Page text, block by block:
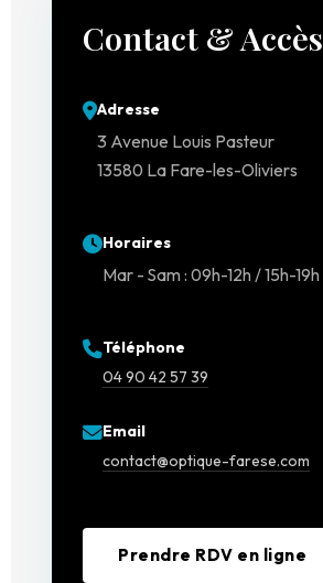
Contact & Accès
Adresse
3 Avenue Louis Pasteur
13580 La Fare-les-Oliviers
Horaires
Mar - Sam : 09h-12h / 15h-19h
Téléphone
04 90 42 57 39
Email
contact@optique-farese.com
Prendre RDV en ligne